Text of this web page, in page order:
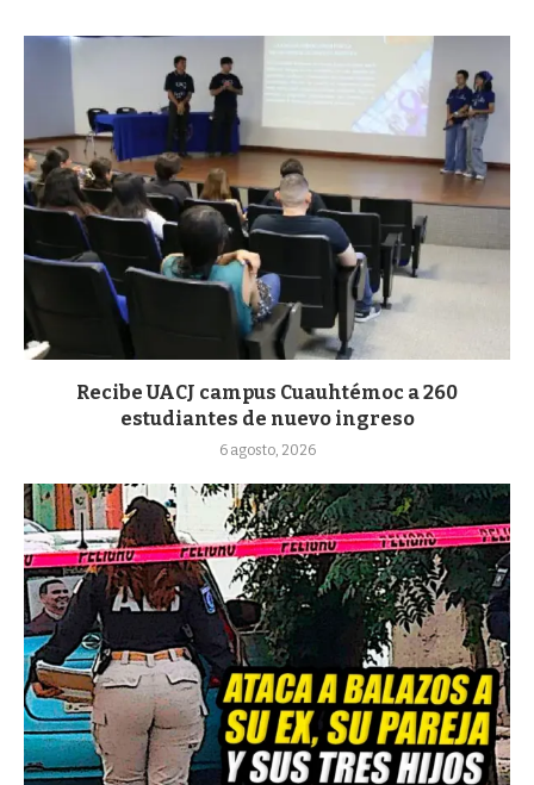
Recibe UACJ campus Cuauhtémoc a 260
estudiantes de nuevo ingreso
6 agosto, 2026